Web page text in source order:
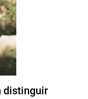
distinguir